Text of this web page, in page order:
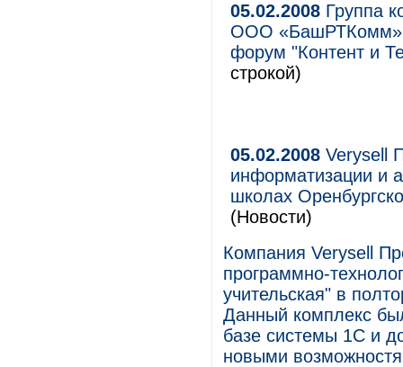
05.02.2008 Группа
ООО «БашРТКомм»
форум "Контент и
строкой)
05.02.2008 Verysell
информатизации и
школах
(Новости)
Компания Verysell
программно-
учительская" в
Данный комплекс
базе системы 1С и
новыми